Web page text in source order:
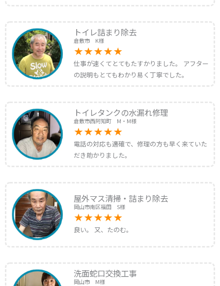
トイレ詰まり除去
倉敷市 K様
仕事が速くてとてもたすかりました。 アフター
の説明もとてもわかり易く丁寧でした。
トイレタンクの水漏れ修理
倉敷市西阿知町 M・M様
電話の対応も適確で、修理の方も早く来ていた
だき助かりました。
屋外マス清掃・詰まり除去
岡山市南区福田 S様
良い。 又、たのむ。
洗面蛇口交換工事
岡山市 M様